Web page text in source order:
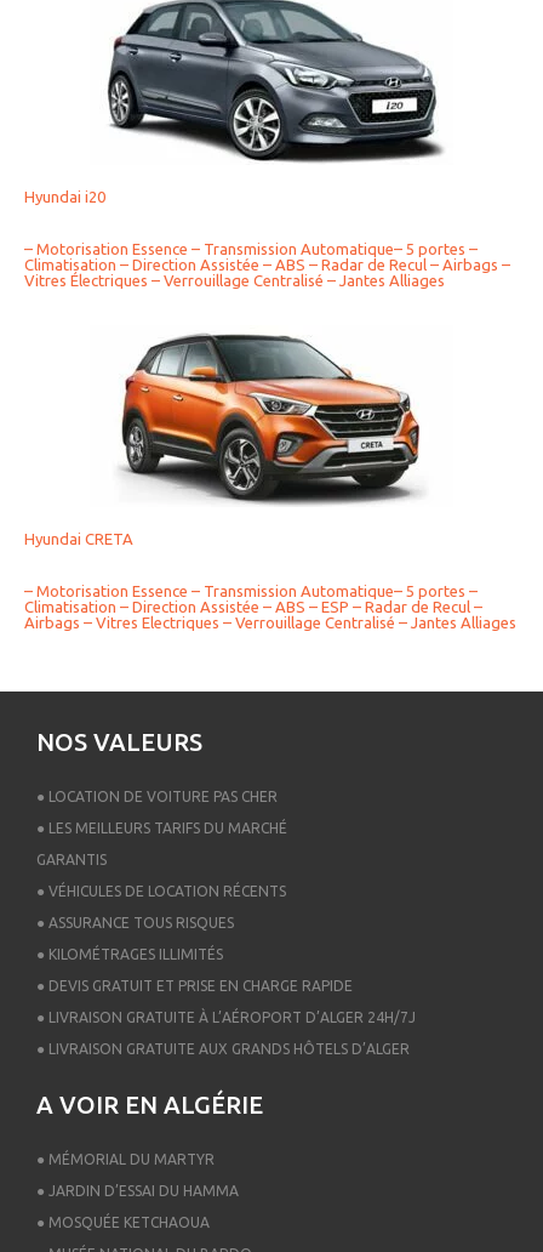
Hyundai i20
– Motorisation Essence – Transmission Automatique– 5 portes –
Climatisation – Direction Assistée – ABS – Radar de Recul – Airbags –
Vitres Électriques – Verrouillage Centralisé – Jantes Alliages
Hyundai CRETA
– Motorisation Essence – Transmission Automatique– 5 portes –
Climatisation – Direction Assistée – ABS – ESP – Radar de Recul –
Airbags – Vitres Electriques – Verrouillage Centralisé – Jantes Alliages
NOS VALEURS
● LOCATION DE VOITURE PAS CHER
● LES MEILLEURS TARIFS DU MARCHÉ
GARANTIS
● VÉHICULES DE LOCATION RÉCENTS
● ASSURANCE TOUS RISQUES
● KILOMÉTRAGES ILLIMITÉS
● DEVIS GRATUIT ET PRISE EN CHARGE RAPIDE
● LIVRAISON GRATUITE À L’AÉROPORT D’ALGER 24H/7J
● LIVRAISON GRATUITE AUX GRANDS HÔTELS D’ALGER
A VOIR EN ALGÉRIE
● MÉMORIAL DU MARTYR
● JARDIN D’ESSAI DU HAMMA
● MOSQUÉE KETCHAOUA